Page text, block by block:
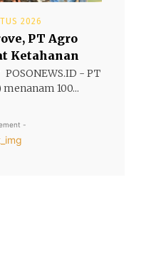
2026
PT Agro
Ketahanan
POSONEWS.ID - PT
100...
-